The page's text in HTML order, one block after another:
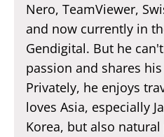
Nero, TeamViewer,
and now currently in
Gendigital. But he
passion and shares
Privately, he enjoys
loves Asia, especially
Korea, but also